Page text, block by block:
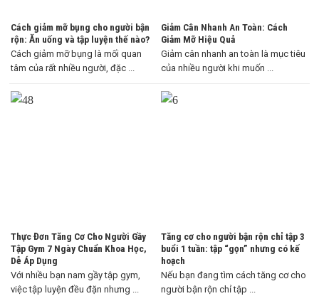
Cách giảm mỡ bụng cho người bận
rộn: Ăn uống và tập luyện thế nào?
Cách giảm mỡ bụng là mối quan
tâm của rất nhiều người, đặc ...
Giảm Cân Nhanh An Toàn: Cách
Giảm Mỡ Hiệu Quả
Giảm cân nhanh an toàn là mục tiêu
của nhiều người khi muốn ...
Thực Đơn Tăng Cơ Cho Người Gầy
Tập Gym 7 Ngày Chuẩn Khoa Học,
Dễ Áp Dụng
Với nhiều bạn nam gầy tập gym,
việc tập luyện đều đặn nhưng ...
Tăng cơ cho người bận rộn chỉ tập 3
buổi 1 tuần: tập “gọn” nhưng có kế
hoạch
Nếu bạn đang tìm cách tăng cơ cho
người bận rộn chỉ tập ...